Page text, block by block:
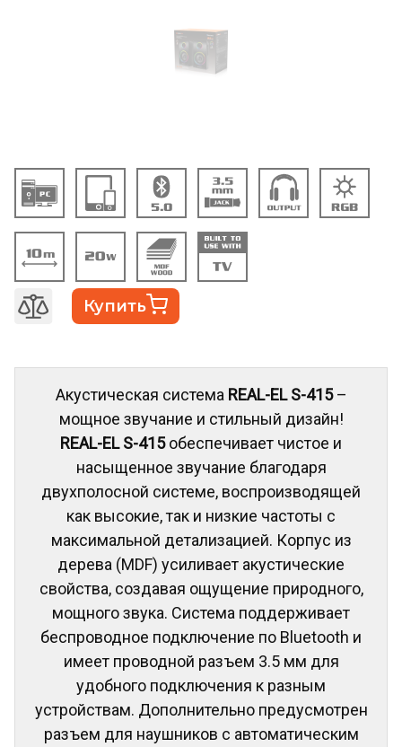
Купить
Акустическая система REAL-EL S-415–
мощное звучание и стильный дизайн!
REAL-EL S-415обеспечивает чистое и
насыщенное звучание благодаря
двухполосной системе, воспроизводящей
как высокие, так и низкие частоты с
максимальной детализацией. Корпус из
дерева (MDF) усиливает акустические
свойства, создавая ощущение природного,
мощного звука. Система поддерживает
беспроводное подключение по Bluetooth и
имеет проводной разъем 3.5 мм для
удобного подключения к разным
устройствам. Дополнительно предусмотрен
разъем для наушников с автоматическим